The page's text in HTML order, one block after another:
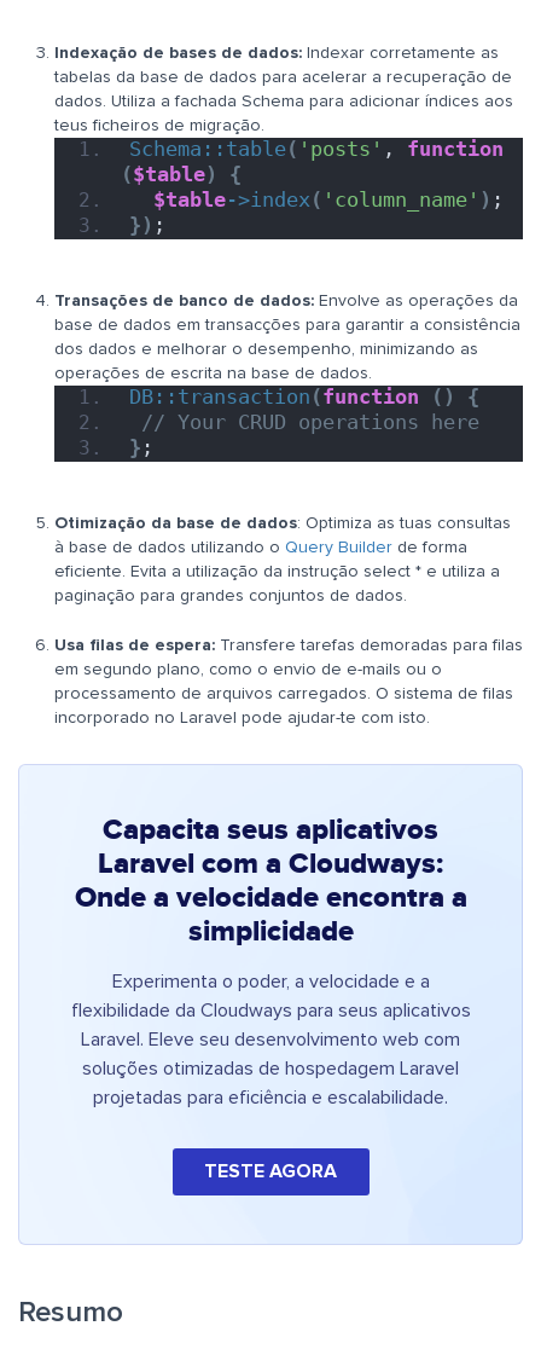
Indexação de bases de dados: Indexar corretamente as
tabelas da base de dados para acelerar a recuperação de
dados. Utiliza a fachada Schema para adicionar índices aos
teus ficheiros de migração.
Schema::table( 'posts' , function
($table)
{
$table->index ( 'column_name' ) ;
}) ;
Transações de banco de dados: Envolve as operações da
base de dados em transacções para garantir a consistência
dos dados e melhorar o desempenho, minimizando as
operações de escrita na base de dados.
DB::transaction (function ()
{
// Your CRUD operations here
} ;
Otimização da base de dados: Optimiza as tuas consultas
à base de dados utilizando o Query Builder de forma
eficiente. Evita a utilização da instrução select * e utiliza a
paginação para grandes conjuntos de dados.
Usa filas de espera: Transfere tarefas demoradas para filas
em segundo plano, como o envio de e-mails ou o
processamento de arquivos carregados. O sistema de filas
incorporado no Laravel pode ajudar-te com isto.
Capacita seus aplicativos
Laravel com a Cloudways:
Onde a velocidade encontra a
simplicidade
Experimenta o poder, a velocidade e a
flexibilidade da Cloudways para seus aplicativos
Laravel. Eleve seu desenvolvimento web com
soluções otimizadas de hospedagem Laravel
projetadas para eficiência e escalabilidade.
TESTE AGORA
Resumo